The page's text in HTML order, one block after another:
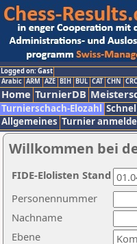
Logged on: Gast
Arabic ARM AZE BIH BUL CAT CHN
Home TurnierDB
Turnierschach-Elozahl
Allgemeines Turnier
Willkommen bei
Nachname
Ebene
Personennummer
FIDE-Elolisten Stand